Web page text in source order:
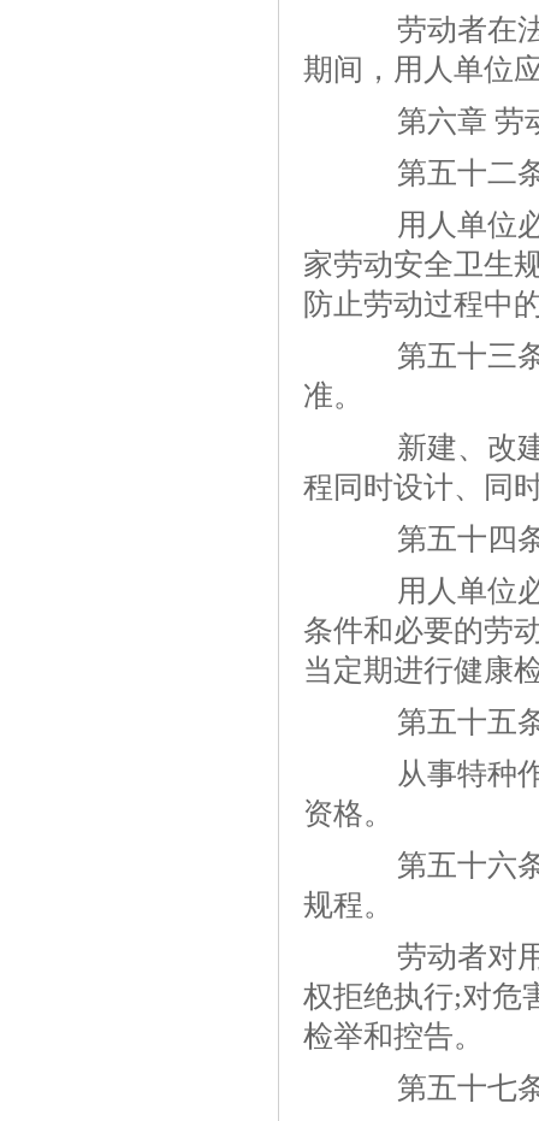
劳动者在法
期间，用人单位
第六章 劳
第五十二
用人单位必
家劳动安全卫生
防止劳动过程中
第五十三条
准。
新建、改建
程同时设计、同
第五十四
用人单位必
条件和必要的劳
当定期进行健康
第五十五
从事特种作
资格。
第五十六条
规程。
劳动者对用
权拒绝执行;对危
检举和控告。
第五十七